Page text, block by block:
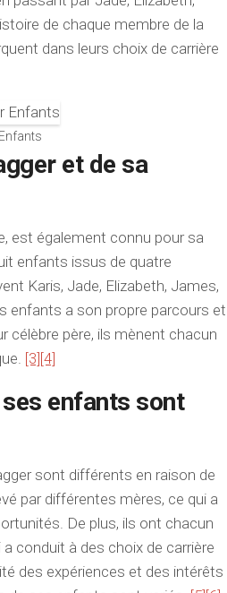
de chaque membre de la
dans leurs choix de carrière
et de sa
est également connu pour sa
enfants issus de quatre
Karis, Jade, Elizabeth, James,
enfants a son propre parcours et
célèbre père, ils mènent chacun
[3] [4]
enfants sont
sont différents en raison de
par différentes mères, ce qui a
De plus, ils ont chacun
conduit à des choix de carrière
des expériences et des intérêts